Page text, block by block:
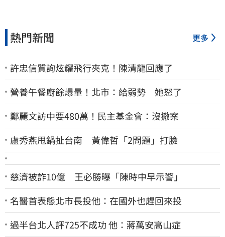
熱門新聞 更多
許忠信質詢炫耀飛行夾克！陳清龍回應了
營養午餐廚餘爆量！北市：給弱勢 她怒了
鄭麗文訪中要480萬！民主基金會：沒撤案
盧秀燕甩鍋扯台南 黃偉哲「2問題」打臉
慈濟被詐10億 王必勝曝「陳時中早示警」
名醫首表態北市長投他：在國外也趕回來投
過半台北人評725不成功 他：蔣萬安高山症